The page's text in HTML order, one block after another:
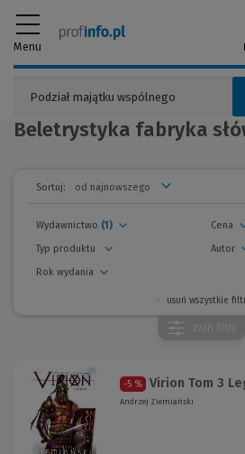
Menu
Beletrystyka fabryka
Sortuj:
Wydawnictwo (1)
Autor
Cena
Rok wydania
Typ produktu
usuń wszystkie
zwiń filtry
-5 % Virion Tom 3
Andrzej Ziemiański